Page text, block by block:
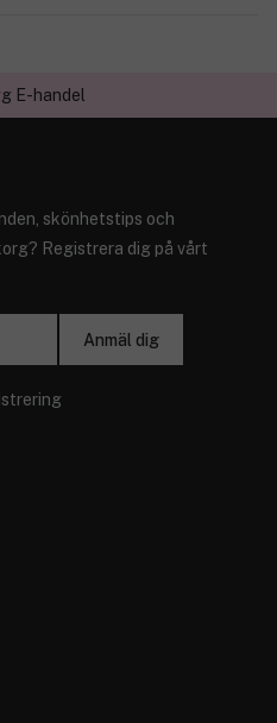
E-handel
skönhetstips och
Registrera dig på vårt
Anmäl dig